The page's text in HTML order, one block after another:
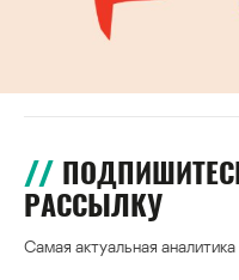
РАССЫЛКУ
Самая актуальная